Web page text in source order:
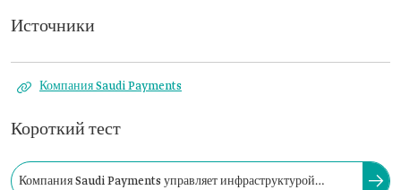
Источники
Компания Saudi Payments
Короткий тест
Компания Saudi Payments управляет инфраструктурой